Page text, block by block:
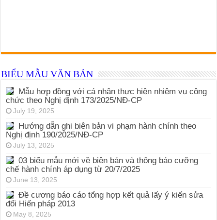
BIỂU MẪU VĂN BẢN
Mẫu hợp đồng với cá nhân thực hiện nhiệm vụ công
chức theo Nghị định 173/2025/NĐ-CP
July 19, 2025
Hướng dẫn ghi biên bản vi phạm hành chính theo
Nghị định 190/2025/NĐ-CP
July 13, 2025
03 biểu mẫu mới về biên bản và thông báo cưỡng
chế hành chính áp dụng từ 20/7/2025
June 13, 2025
Đề cương báo cáo tổng hợp kết quả lấy ý kiến sửa
đổi Hiến pháp 2013
May 8, 2025